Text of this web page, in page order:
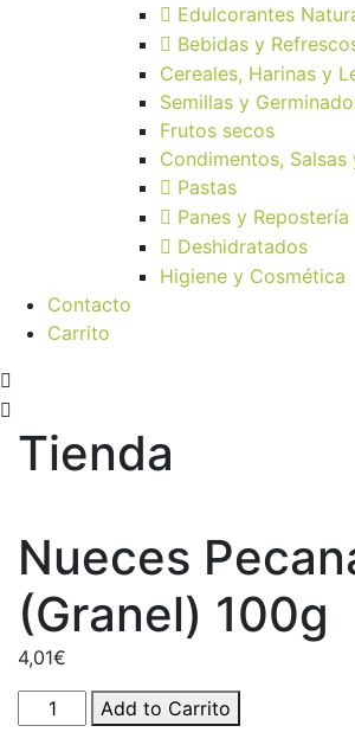
Edulcorantes
Bebidas y
Cereales, Harinas y
Semillas y
Frutos secos
Condimentos, Salsas
Pastas
Panes y Repostería
Deshidratados
Higiene y Cosmética
Contacto
Carrito
Tienda
Nueces
(Granel) 100g
4,01€
Nueces
Pecanas
Add to Carrito